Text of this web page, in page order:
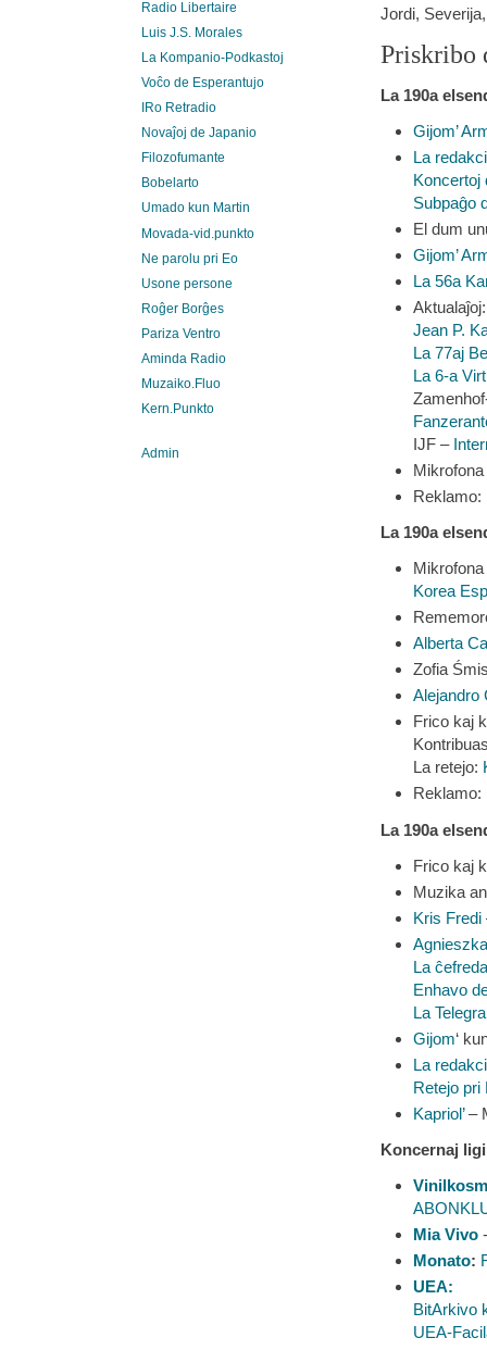
Jordi,
Priskribo
La 190a
Gijom’
La
Koncertoj
Subpaĝo
El dum
Gijom’
La 56a
Aktualaĵoj:
Jean P.
La 77aj
La 6-a
IJF –
Reklamo:
La 190a
Korea
Alberta
Zofia
Alejandro
Frico kaj
La retejo:
La 190a
Frico kaj
Muzika
Kris Fredi
La
Enhavo
La
Gijom‘
La
Retejo pri
Kapriol’–
Koncernaj
Mia Vivo
Monato:
UEA:
BitArkivo
UEA-
Radio Libertaire
Luis J.S. Morales
La Kompanio-Podkastoj
Voĉo de Esperantujo
IRo Retradio
Novaĵoj de Japanio
Filozofumante
Bobelarto
Umado kun Martin
Movada-vid.punkto
Ne parolu pri Eo
Usone persone
Roĝer Borĝes
Pariza Ventro
Aminda Radio
Muzaiko.Fluo
Kern.Punkto
Admin